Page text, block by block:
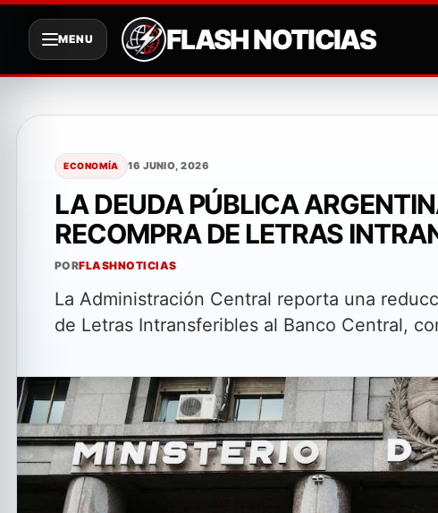
contenido
MENU FLASH NOTICIAS
ECONOMÍA 16 JUNIO, 2026
LA DEUDA PÚBLICA
RECOMPRA DE LETRAS
PORFLASHNOTICIAS
La Administración Central reporta una
de Letras Intransferibles al Banco Central,